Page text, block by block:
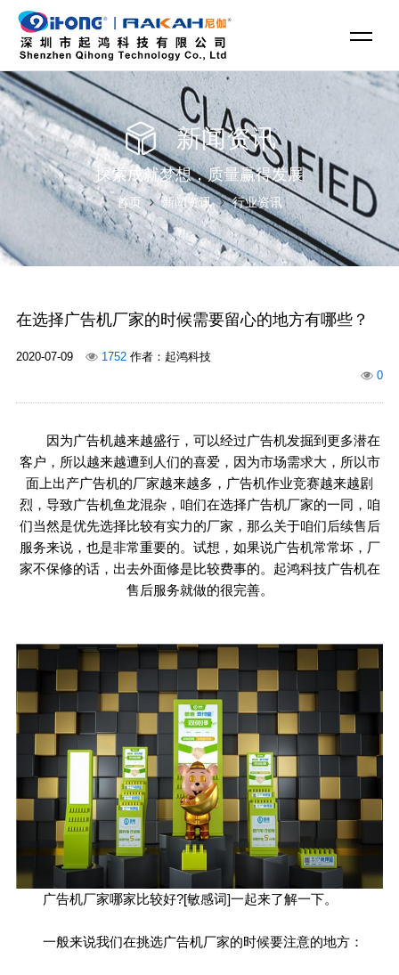
新闻资讯
探索成就梦想，质量赢得发展
首页 新闻资讯 行业资讯
在选择广告机厂家的时候需要留心的地方有哪些？
2020-07-09 1752作者：起鸿科技
0
因为广告机越来越盛行，可以经过广告机发掘到更多潜在
客户，所以越来越遭到人们的喜爱，因为市场需求大，所以市
面上出产广告机的厂家越来越多，广告机作业竞赛越来越剧
烈，导致广告机鱼龙混杂，咱们在选择广告机厂家的一同，咱
们当然是优先选择比较有实力的厂家，那么关于咱们后续售后
服务来说，也是非常重要的。试想，如果说广告机常常坏，厂
家不保修的话，出去外面修是比较费事的。起鸿科技广告机在
售后服务就做的很完善。
广告机厂家哪家比较好?[敏感词]一起来了解一下。
一般来说我们在挑选广告机厂家的时候要注意的地方：